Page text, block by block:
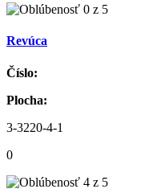
Revúca
Číslo:
Plocha:
3-3220-4-1
0